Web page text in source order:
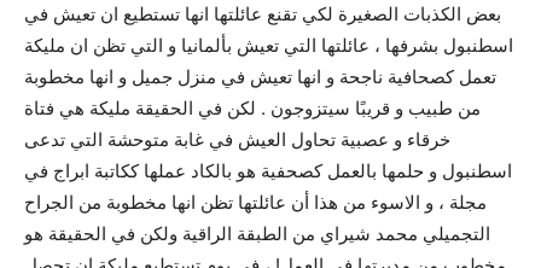
بعض الكذبات الصغيرة لكي تقنع عائلتها انها تستطيع ان تعيش في
اسطنبول بشرفها ، عائلتها التي تعيش بألمانيا و التي تظن ان مليكة
تعمل كصحافية ناجحة و انها تعيش في منزل جميل و انها مخطوبة
من طبيب و قريبًا سيتزوجون . لكن في الحقيقة مليكة هي فتاة
خرقاء و عصبية تحاول العيش في غابة متوحشة التي تدعى
اسطنبول و حلمها بالعمل كصحفية هو بالكاد عملها ككاتبة ابراج في
مجلة ، و الاسوء من هذا أن عائلتها تظن انها مخطوبة من الجراح
التجميلي محمد شيراي من الطبقة الراقية ولكن في الحقيقة هو